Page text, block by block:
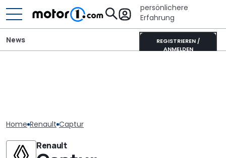
persönlichere
Erfahrung
REGISTRIEREN /
ANMELDEN
News
Home Renault Captur
Renault